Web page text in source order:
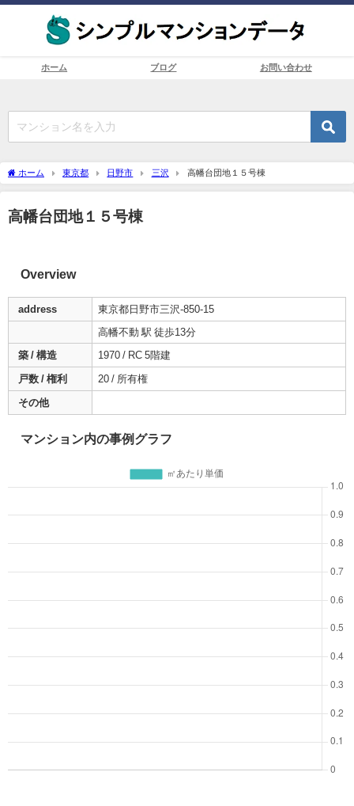
ホーム ブログ お問い合わせ
ホーム 東京都 日野市 三沢 高幡台団地１５号棟
高幡台団地１５号棟
Overview
address 東京都日野市三沢-850-15
高幡不動 駅 徒歩13分
築 / 構造 1970 / RC 5階建
戸数 / 権利 20 / 所有権
その他
マンション内の事例グラフ